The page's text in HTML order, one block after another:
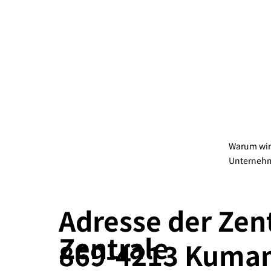
Adresse der
869-4213
​Zentrale
Warum